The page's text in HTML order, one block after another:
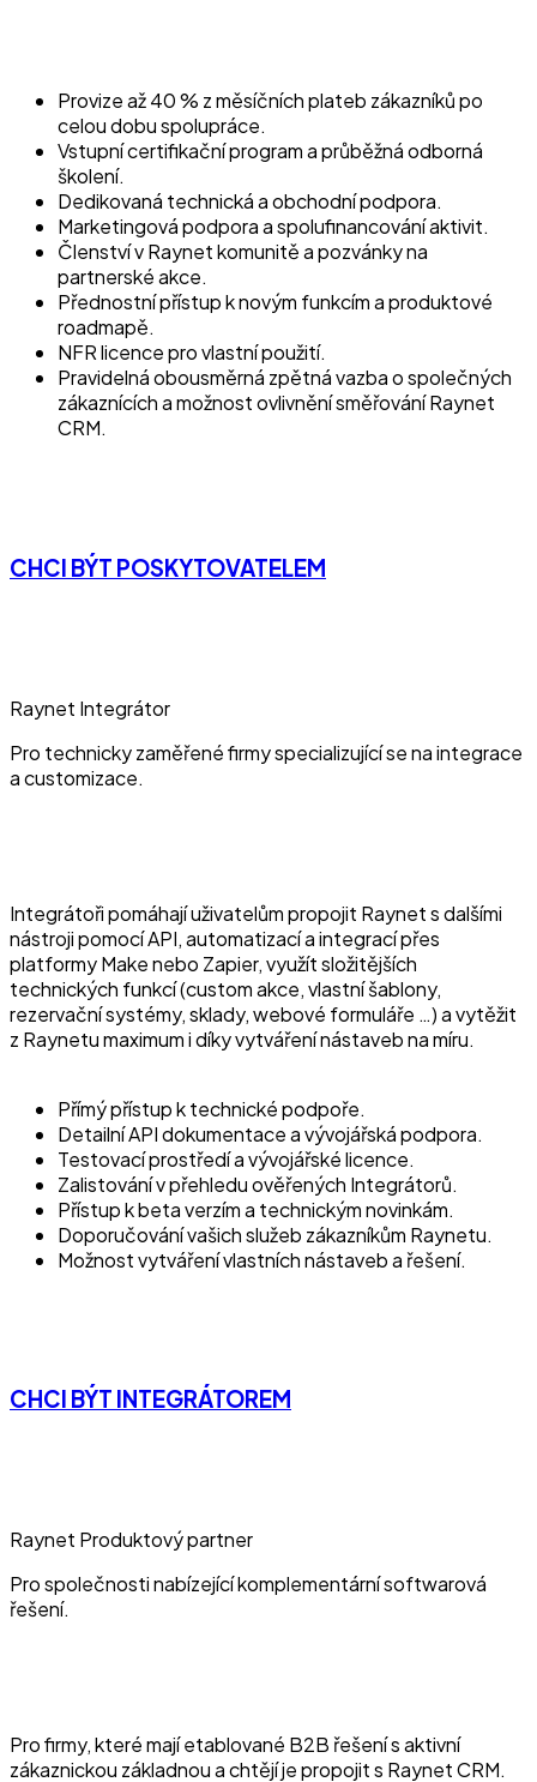
Provize až 40 % z měsíčních plateb zákazníků po
celou dobu spolupráce.
Vstupní certifikační program a průběžná odborná
školení.
Dedikovaná technická a obchodní podpora.
Marketingová podpora a spolufinancování aktivit.
Členství v Raynet komunitě a pozvánky na
partnerské akce.
Přednostní přístup k novým funkcím a produktové
roadmapě.
NFR licence pro vlastní použití.
Pravidelná obousměrná zpětná vazba o společných
zákaznících a možnost ovlivnění směřování Raynet
CRM.
CHCI BÝT POSKYTOVATELEM
Raynet Integrátor
Pro technicky zaměřené firmy specializující se na integrace
a customizace.
Integrátoři pomáhají uživatelům propojit Raynet s dalšími
nástroji pomocí API, automatizací a integrací přes
platformy Make nebo Zapier, využít složitějších
technických funkcí (custom akce, vlastní šablony,
rezervační systémy, sklady, webové formuláře …) a vytěžit
z Raynetu maximum i díky vytváření nástaveb na míru.
Přímý přístup k technické podpoře.
Detailní API dokumentace a vývojářská podpora.
Testovací prostředí a vývojářské licence.
Zalistování v přehledu ověřených Integrátorů.
Přístup k beta verzím a technickým novinkám.
Doporučování vašich služeb zákazníkům Raynetu.
Možnost vytváření vlastních nástaveb a řešení.
CHCI BÝT INTEGRÁTOREM
Raynet Produktový partner
Pro společnosti nabízející komplementární softwarová
řešení.
Pro firmy, které mají etablované B2B řešení s aktivní
zákaznickou základnou a chtějí je propojit s Raynet CRM.